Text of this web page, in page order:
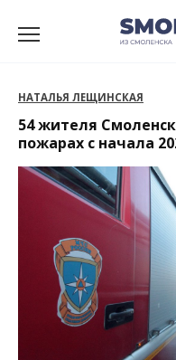
НАТАЛЬЯ ЛЕЩИНСКАЯ
54 жителя
пожарах с начала